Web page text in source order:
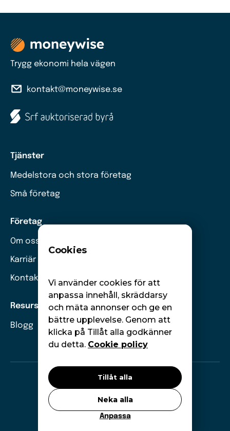
Trygg ekonomi hela vägen
kontakt@moneywise.se
Tjänster
Medelstora och stora företag
Små företag
Företag
Om oss
Karriär
Kontakt
Resurser
Blogg
Moneywise. Alla rättigheter förbehållna.
GDPRCookies
Cookies
Vi använder cookies för att
anpassa innehåll, skräddarsy
och mäta annonser och ge en
bättre upplevelse. Genom att
klicka på Tillåt alla godkänner
du detta. Cookie policy
Tillåt alla
Neka alla
Anpassa